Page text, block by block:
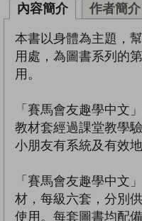
內容簡介 作者簡介
本書以身體為主題，
用處，為圖書系列的
用。
「賽馬會友趣學中文
教材套經過課堂教學
小朋友有系統及有效地
「賽馬會友趣學中文
材，每級六套，分別
使用。每套圖書均配